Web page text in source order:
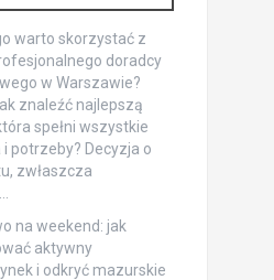
warto skorzystać z
doradcy
w Warszawie?
znaleźć najlepszą
spełni wszystkie
potrzeby? Decyzja o
zwłaszcza
na weekend: jak
aktywny
i odkryć mazurskie